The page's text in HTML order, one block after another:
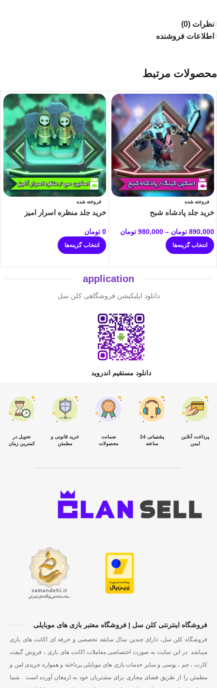
نظرات (0)
اطلاعات فروشنده
محصولات مرتبط
فروخته شده
خرید جلد پادشاه شبح
890,000 تومان –
980,000 تومان
انتخاب گزینه‌ها
فروخته شده
خرید جلد منظره اسرار امیز
0 تومان
انتخاب گزینه‌ها
application
دانلود اپلیکیشن فروشگاهی کلن سل
دانلود مستقیم اندروید
پرداخت آنلاین
ایمن
پشتیبانی 24
ساعته
ضمانت
محصولات
خرید قانونی و
مطمئن
تحویل در
کمترین زمان
فروشگاه اینترنتی کلن سل | فروشگاه معتبر بازی های موبایلی
فروشگاه کلن سل، دارای چندین سال سابقه تخصصی و حرفه ای اکانت های بازی
میباشد. در این سایت به صورت اختصاصی معاملات اکانت های بازی ، فروش گیفت
کارت ، جم ، یوسی و سایر خدمات بازی های موبایلی پرداخته و همواره خریدی امن و
مطمئن را از طریق فضای مجازی برای مشتریان خود به ارمغان آورده است . شما